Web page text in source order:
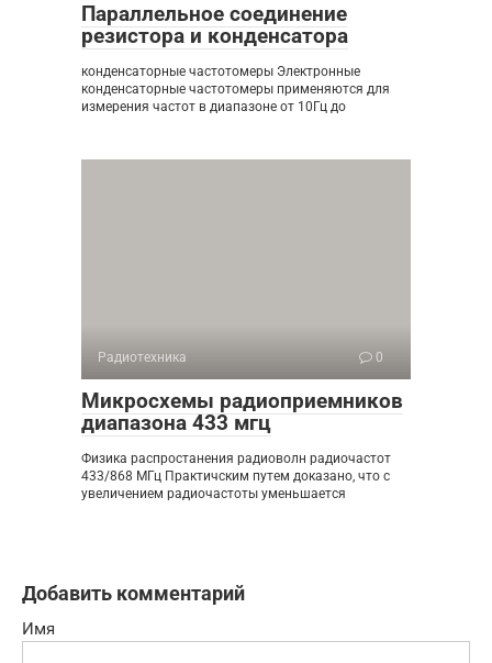
Параллельное соединение
резистора и конденсатора
конденсаторные частотомеры Электронные
конденсаторные частотомеры применяются для
измерения частот в диапазоне от 10Гц до
Радиотехника 0
Микросхемы радиоприемников
диапазона 433 мгц
Физика распростанения радиоволн радиочастот
433/868 МГц Практичским путем доказано, что с
увеличением радиочастоты уменьшается
Добавить комментарий
Имя